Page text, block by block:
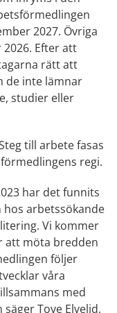
2027. Övriga
Efter att
rätt att
de inte lämnar
studier eller
till arbete fasas
regi.
har det funnits
arbetssökande
Vi kommer
att möta bredden
följer
våra
med
Tove Elvelid,